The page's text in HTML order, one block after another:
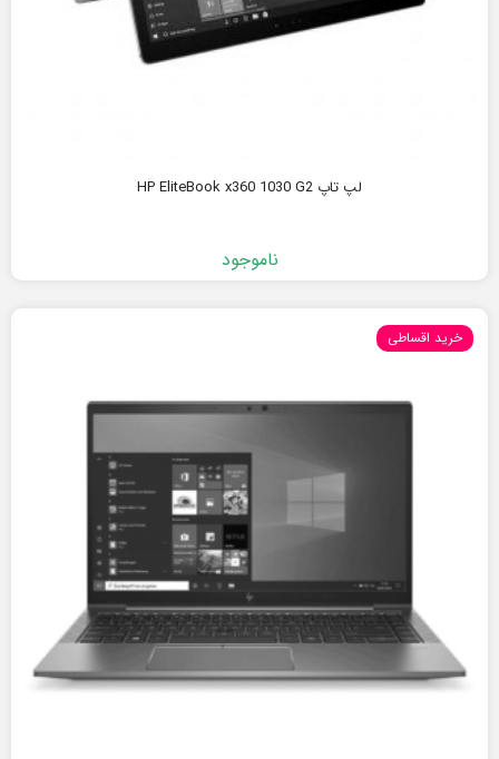
لپ تاپ HP EliteBook x360 1030 G2
ناموجود
خرید اقساطی